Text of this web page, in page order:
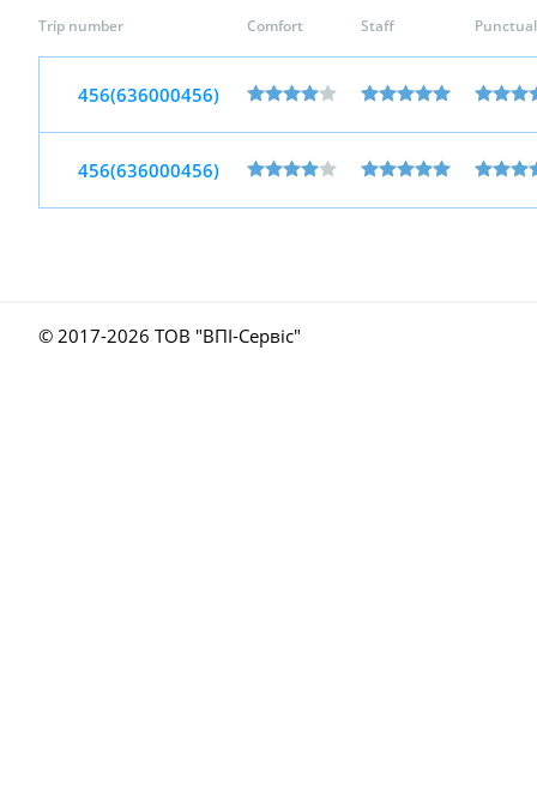
Trip number Comfort Staff
456(636000456)
456(636000456)
© 2017-2026 ТОВ "ВПІ-Сервіс"